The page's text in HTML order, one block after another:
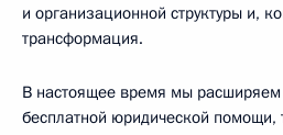
и организационной структуры и,
трансформация.
В настоящее время мы расширяем
бесплатной юридической помощи,